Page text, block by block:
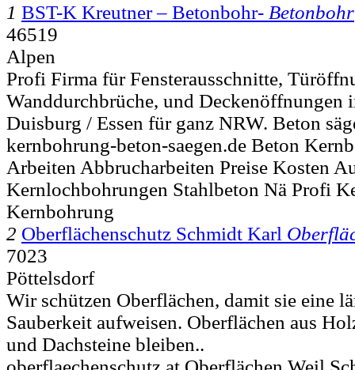
1 BST-K Kreutner – Betonbohr- Betonbohr
46519
Alpen
Profi Firma für Fensterausschnitte,
Wanddurchbrüche, und Deckenöffnungen
Duisburg / Essen für ganz NRW. Beton
kernbohrung-beton-saegen.de Beton
Arbeiten Abbrucharbeiten Preise Kosten
Kernlochbohrungen Stahlbeton Nä Profi
Kernbohrung
2 Oberflächenschutz Schmidt Karl
7023
Pöttelsdorf
Wir schützen Oberflächen, damit sie eine
Sauberkeit aufweisen. Oberflächen aus
und Dachsteine bleiben..